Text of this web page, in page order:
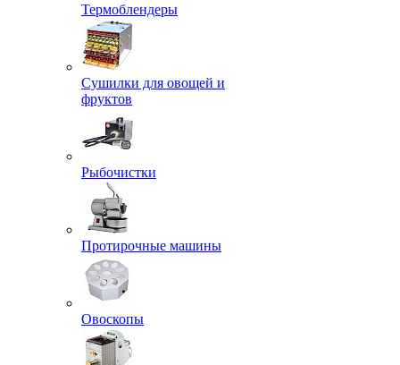
Термоблендеры
Сушилки для овощей и
фруктов
Рыбочистки
Протирочные машины
Овоскопы